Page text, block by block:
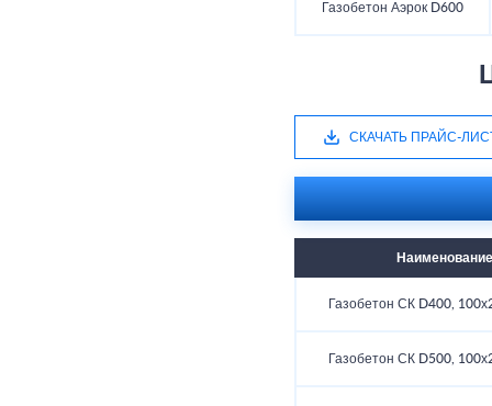
Газобетон Аэрок D600
СКАЧАТЬ ПРАЙС-
Наименование
Газобетон СК D400,
Газобетон СК D500,